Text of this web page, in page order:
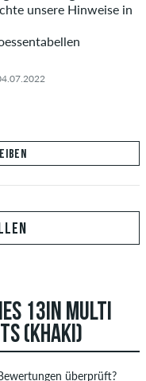
unsere Hinweise in
13IN MULTI
(KHAKI)
überprüft?